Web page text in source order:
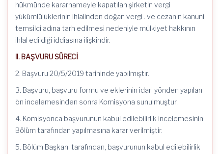
hükmünde kararnameyle kapatılan şirketin vergi
yükümlülüklerinin ihlalinden doğan vergi . ve cezanın kanuni
temsilci adına tarh edilmesi nedeniyle mülkiyet hakkının
ihlal edildiği iddiasına ilişkindir.
II. BAŞVURU SÜRECİ
2. Başvuru 20/5/2019 tarihinde yapılmıştır.
3. Başvuru, başvuru formu ve eklerinin idari yönden yapılan
ön incelemesinden sonra Komisyona sunulmuştur.
4. Komisyonca başvurunun kabul edilebilirlik incelemesinin
Bölüm tarafından yapılmasına karar verilmiştir.
5. Bölüm Başkanı tarafından, başvurunun kabul edilebilirlik